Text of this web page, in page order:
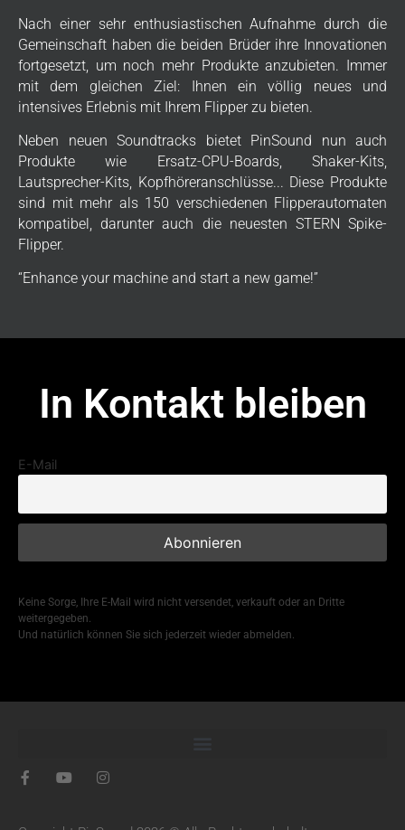
Nach einer sehr enthusiastischen Aufnahme durch die
Gemeinschaft haben die beiden Brüder ihre Innovationen
fortgesetzt, um noch mehr Produkte anzubieten. Immer
mit dem gleichen Ziel: Ihnen ein völlig neues und
intensives Erlebnis mit Ihrem Flipper zu bieten.
Neben neuen Soundtracks bietet PinSound nun auch
Produkte wie Ersatz-CPU-Boards, Shaker-Kits,
Lautsprecher-Kits, Kopfhöreranschlüsse... Diese Produkte
sind mit mehr als 150 verschiedenen Flipperautomaten
kompatibel, darunter auch die neuesten STERN Spike-
Flipper.
“Enhance your machine and start a new game!”
In Kontakt bleiben
E-Mail
Keine Sorge, Ihre E-Mail wird nicht versendet, verkauft oder an Dritte
weitergegeben.
Und natürlich können Sie sich jederzeit wieder abmelden.